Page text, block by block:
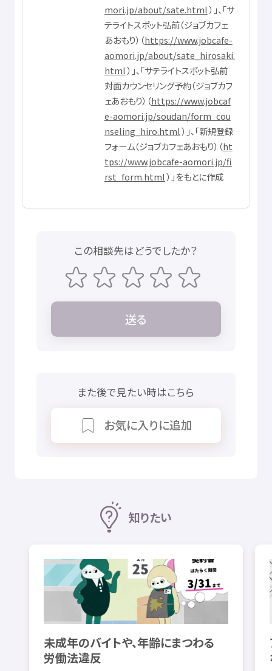
mori.jp/about/sate.html）」、「サ
テライトスポット弘前（ジョブカフェ
あおもり）（https://www.jobcafe-
aomori.jp/about/sate_hirosaki.
html）」、「サテライトスポット弘前
対面カウンセリング予約（ジョブカフ
ェあおもり）（https://www.jobcaf
e-aomori.jp/soudan/form_cou
nseling_hiro.html）」、「新規登録
フォーム（ジョブカフェあおもり）（ht
tps://www.jobcafe-aomori.jp/fi
rst_form.html）」をもとに作成
この相談先はどうでしたか？
送る
また後で見たい時はこちら
お気に入りに追加
知りたい
未成年のバイトや、年齢にまつわる
労働法違反